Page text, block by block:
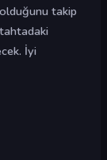
takip
İyi